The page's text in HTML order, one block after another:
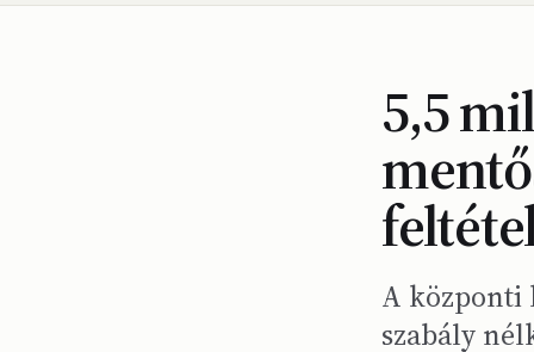
5,5
A központi
szabály